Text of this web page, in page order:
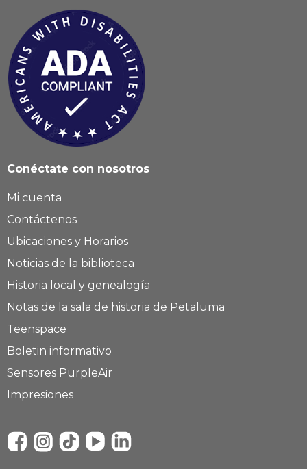
Conéctate con nosotros
Mi cuenta
Contáctenos
Ubicaciones y Horarios
Noticias de la biblioteca
Historia local y genealogía
Notas de la sala de historia de Petaluma
Teenspace
Boletin informativo
Sensores PurpleAir
Impresiones